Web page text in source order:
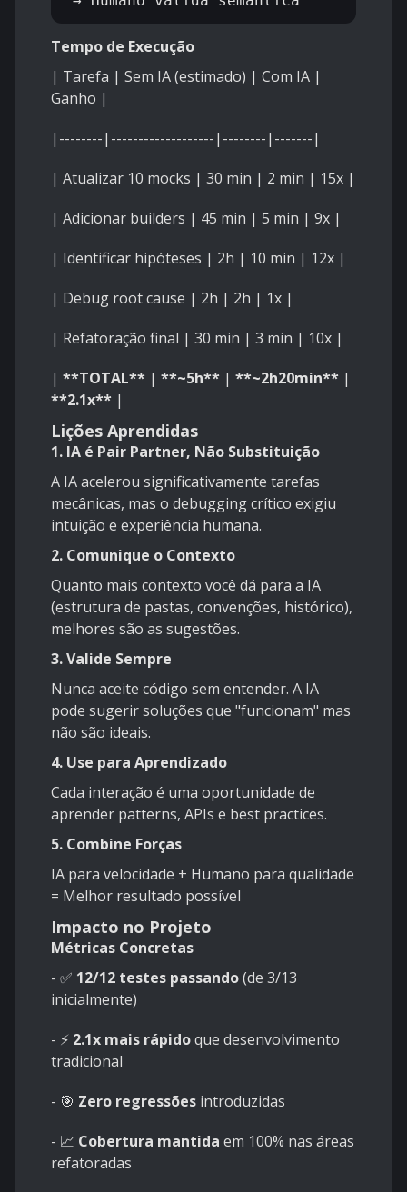
Tempo de Execução
| Tarefa | Sem IA (estimado) | Com IA |
Ganho |
|--------|-------------------|--------|-------|
| Atualizar 10 mocks | 30 min | 2 min | 15x |
| Adicionar builders | 45 min | 5 min | 9x |
| Identificar hipóteses | 2h | 10 min | 12x |
| Debug root cause | 2h | 2h | 1x |
| Refatoração final | 30 min | 3 min | 10x |
| **TOTAL** | **~5h** | **~2h20min** |
**2.1x** |
Lições Aprendidas
1. IA é Pair Partner, Não Substituição
A IA acelerou significativamente tarefas
mecânicas, mas o debugging crítico exigiu
intuição e experiência humana.
2. Comunique o Contexto
Quanto mais contexto você dá para a IA
(estrutura de pastas, convenções, histórico),
melhores são as sugestões.
3. Valide Sempre
Nunca aceite código sem entender. A IA
pode sugerir soluções que "funcionam" mas
não são ideais.
4. Use para Aprendizado
Cada interação é uma oportunidade de
aprender patterns, APIs e best practices.
5. Combine Forças
IA para velocidade + Humano para qualidade
= Melhor resultado possível
Impacto no Projeto
Métricas Concretas
- ✅ 12/12 testes passando(de 3/13
inicialmente)
- ⚡ 2.1x mais rápidoque desenvolvimento
tradicional
- 🎯 Zero regressões introduzidas
- 📈 Cobertura mantida em 100% nas áreas
refatoradas